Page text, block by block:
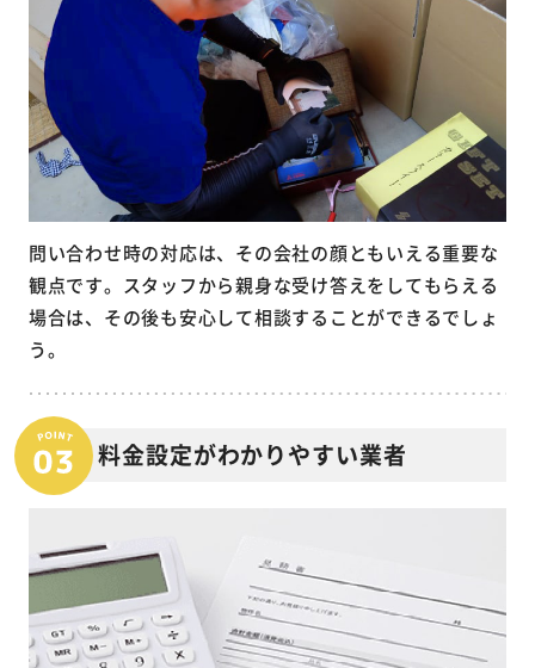
問い合わせ時の対応は、その会社の顔ともいえる重要な
観点です。スタッフから親身な受け答えをしてもらえる
場合は、その後も安心して相談することができるでしょ
う。
料金設定がわかりやすい業者